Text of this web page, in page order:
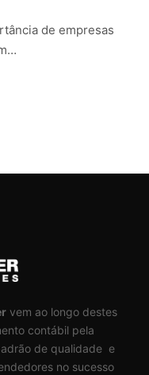
de empresas
vem ao longo destes
contábil pela
de qualidade e
no sucesso